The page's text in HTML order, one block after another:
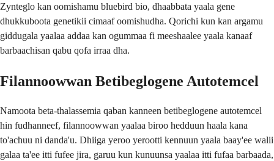
Zynteglo kan oomishamu bluebird bio, dhaabbata yaala gene
dhukkuboota genetikii cimaaf oomishudha. Qorichi kun kan argamu
giddugala yaalaa addaa kan ogummaa fi meeshaalee yaala kanaaf
barbaachisan qabu qofa irraa dha.
Filannoowwan Betibeglogene Autotemcel
Namoota beta-thalassemia qaban kanneen betibeglogene autotemcel
hin fudhanneef, filannoowwan yaalaa biroo hedduun haala kana
to'achuu ni danda'u. Dhiiga yeroo yerootti kennuun yaala baay'ee walii
galaa ta'ee itti fufee jira, garuu kun kunuunsa yaalaa itti fufaa barbaada,